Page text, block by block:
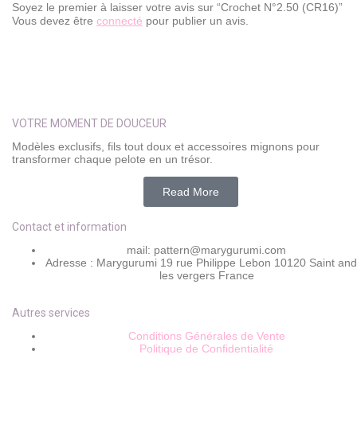
Soyez le premier à laisser votre avis sur “Crochet N°2.50 (CR16)”
Vous devez être connecté pour publier un avis.
VOTRE MOMENT DE DOUCEUR
Modèles exclusifs, fils tout doux et accessoires mignons pour
transformer chaque pelote en un trésor.
Read More
Contact et information
mail: pattern@marygurumi.com
Adresse : Marygurumi 19 rue Philippe Lebon 10120 Saint
les vergers France
Autres services
Conditions Générales de Vente
Politique de Confidentialité